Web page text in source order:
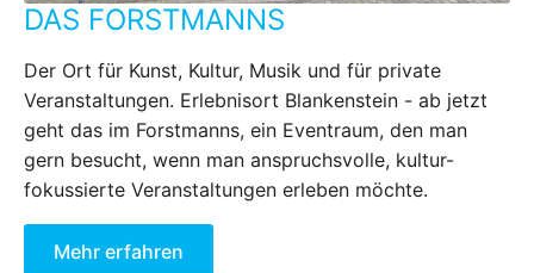
DAS FORSTMANNS
Der Ort für Kunst, Kultur, Musik und für private
Veranstaltungen. Erlebnisort Blankenstein - ab jetzt
geht das im Forstmanns, ein Eventraum, den man
gern besucht, wenn man anspruchsvolle, kultur-
fokussierte Veranstaltungen erleben möchte.
Mehr erfahren